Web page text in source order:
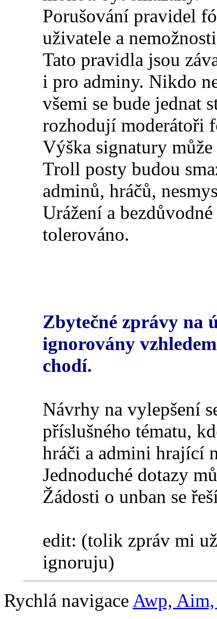
Porušování pravidel
uživatele a
Tato pravidla jsou
i pro adminy. Nikdo
všemi se bude jednat
rozhodují moderátoři
Výška signatury
Troll posty budou
adminů, hráčů,
Urážení a
tolerováno.
Zbytečné zprávy na
ignorovány
chodí.
Návrhy na vylepšení
příslušného tématu,
hráči a admini hrající
Jednoduché dotazy
Žádosti o unban se
edit: (tolik zpráv mi
ignoruju)
Rychlá navigace Awp,